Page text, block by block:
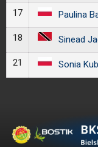
17 Paulina
18 Sinead
21 Sonia